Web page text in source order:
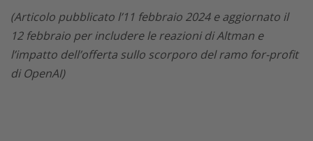
(Articolo pubblicato l’11 febbraio 2024 e aggiornato il
12 febbraio per includere le reazioni di Altman e
l’impatto dell’offerta sullo scorporo del ramo for-profit
di OpenAI)